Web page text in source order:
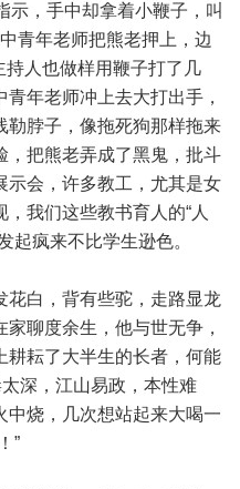
示，手中却拿着小鞭子，叫
青年老师把熊老押上，边
持人也做样用鞭子打了几
年老师冲上去大打出手，
勒脖子，像拖死狗那样拖来
，把熊老弄成了黑鬼，批斗
示会，许多教工，尤其是女
我们这些教书育人的“人
起疯来不比学生逊色。
花白，背有些驼，走路显龙
聊度余生，他与世无争，
耕耘了大半生的长者，何能
深，江山易政，本性难
中烧，几次想站起来大喝一
”